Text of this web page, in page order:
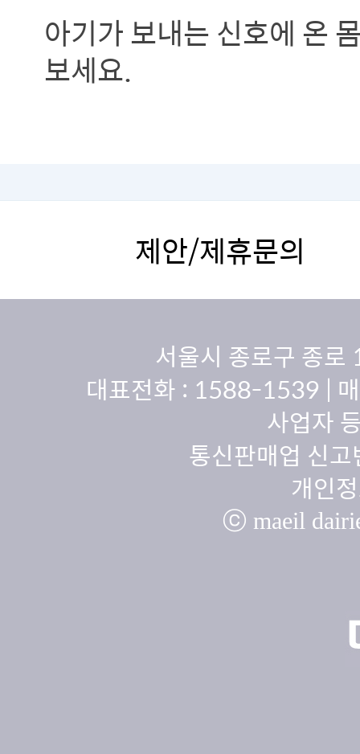
아기가 보내는 신호에 온
보세요.
제안/제휴문의
서울시 종로구 종
대표전화 : 1588-1539 |
사업자
통신판매업 신
개인
ⓒ maeil